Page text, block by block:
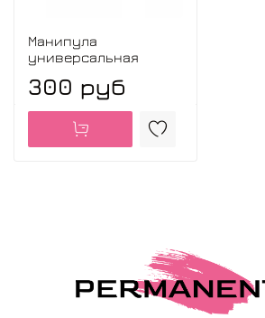
Манипула
универсальная
300 руб